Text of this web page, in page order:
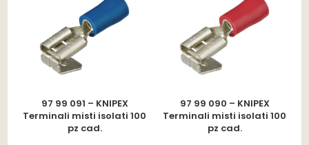
97 99 091 – KNIPEX
Terminali misti isolati 100
pz cad.
97 99 090 – KNIPEX
Terminali misti isolati 100
pz cad.